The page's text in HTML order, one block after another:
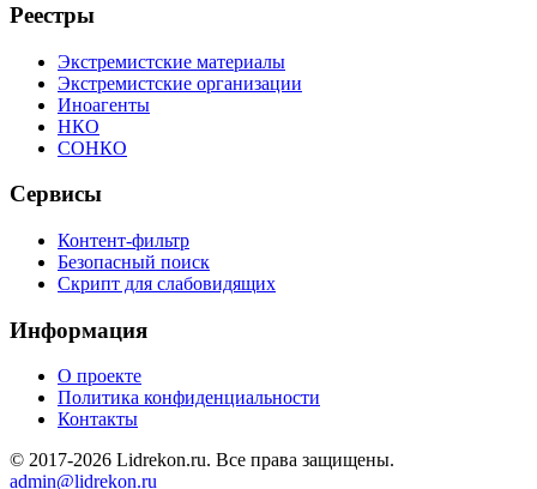
Реестры
Экстремистские материалы
Экстремистские организации
Иноагенты
НКО
СОНКО
Сервисы
Контент-фильтр
Безопасный поиск
Скрипт для слабовидящих
Информация
О проекте
Политика конфиденциальности
Контакты
© 2017-2026 Lidrekon.ru. Все права защищены.
admin@lidrekon.ru